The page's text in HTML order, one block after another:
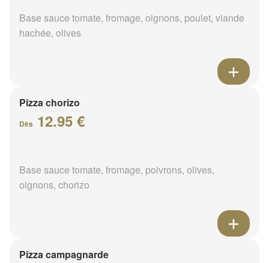
Base sauce tomate, fromage, oignons, poulet, viande
hachée, olives
Pizza chorizo
Dès 12.95 €
Base sauce tomate, fromage, poivrons, olives,
oignons, chorizo
Pizza campagnarde